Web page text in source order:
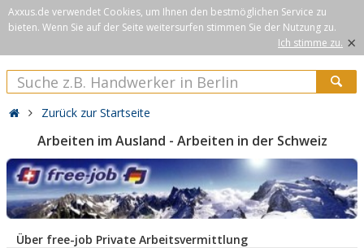
Axxus.de verwendet Cookies, um Ihnen den bestmöglichen Service zu
bieten. Wenn Sie auf der Seite weitersurfen stimmen Sie der Nutzung zu.
Ich stimme zu. ×
Zurück zur Startseite
Arbeiten im Ausland - Arbeiten in der Schweiz
Über free-job Private Arbeitsvermittlung